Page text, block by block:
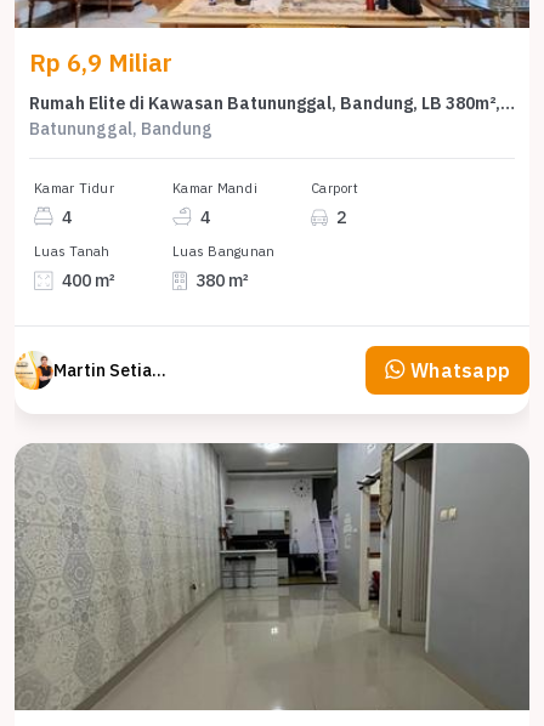
Rp 6,9 Miliar
Rumah Elite di Kawasan Batununggal, Bandung, LB 380m², Harga 6,9 Miliar
Batununggal, Bandung
Kamar Tidur
4
Kamar Mandi
4
Carport
2
Luas Tanah
400 m²
Luas Bangunan
380 m²
Martin Setiawan Tjandra Whatsapp